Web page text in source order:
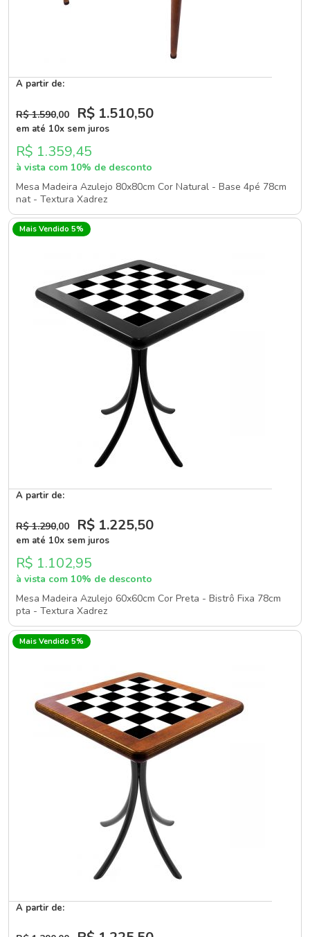
A partir de:
R$ 1.590,00 R$ 1.510,50
em até 10x sem juros
R$ 1.359,45
à vista com 10% de desconto
Mesa Madeira Azulejo 80x80cm Cor Natural - Base 4pé 78cm
nat - Textura Xadrez
Mais Vendido 5%
A partir de:
R$ 1.290,00 R$ 1.225,50
em até 10x sem juros
R$ 1.102,95
à vista com 10% de desconto
Mesa Madeira Azulejo 60x60cm Cor Preta - Bistrô Fixa 78cm
pta - Textura Xadrez
Mais Vendido 5%
A partir de: